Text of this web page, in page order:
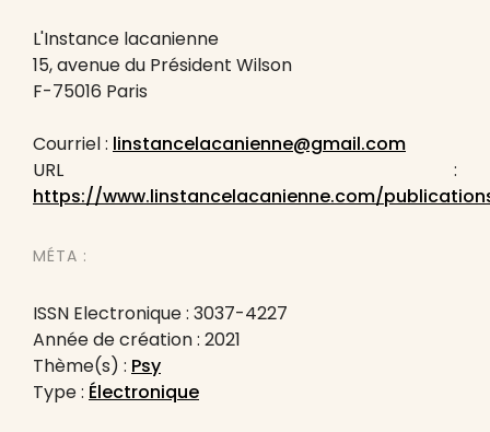
L'Instance lacanienne
15, avenue du Président Wilson
F-75016 Paris
Courriel : linstancelacanienne@gmail.com
URL :
https://www.linstancelacanienne.com/
MÉTA :
ISSN Electronique : 3037-4227
Année de création : 2021
Thème(s) : Psy
Type : Électronique